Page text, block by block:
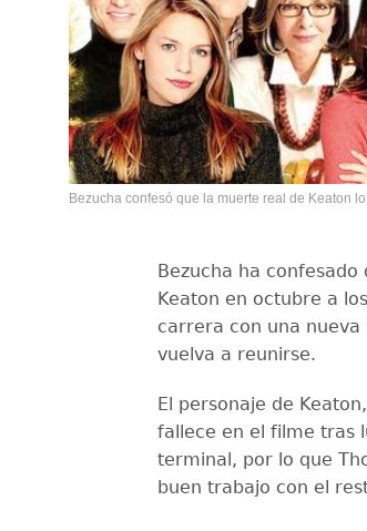
Bezucha confesó que la muerte real de Keaton
Bezucha ha
Keaton en octubre a
carrera con una
vuelva a reunirse.
El personaje de
fallece en el filme tras
terminal, por lo que
buen trabajo con el